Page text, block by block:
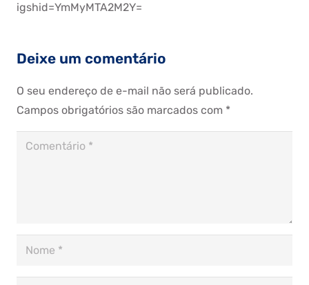
igshid=YmMyMTA2M2Y=
Deixe um comentário
O seu endereço de e-mail não será publicado.
Campos obrigatórios são marcados com *